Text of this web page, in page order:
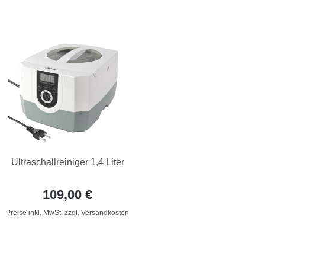
Ultraschallreiniger 1,4 Liter
109,00 €
Preise inkl. MwSt. zzgl. Versandkosten